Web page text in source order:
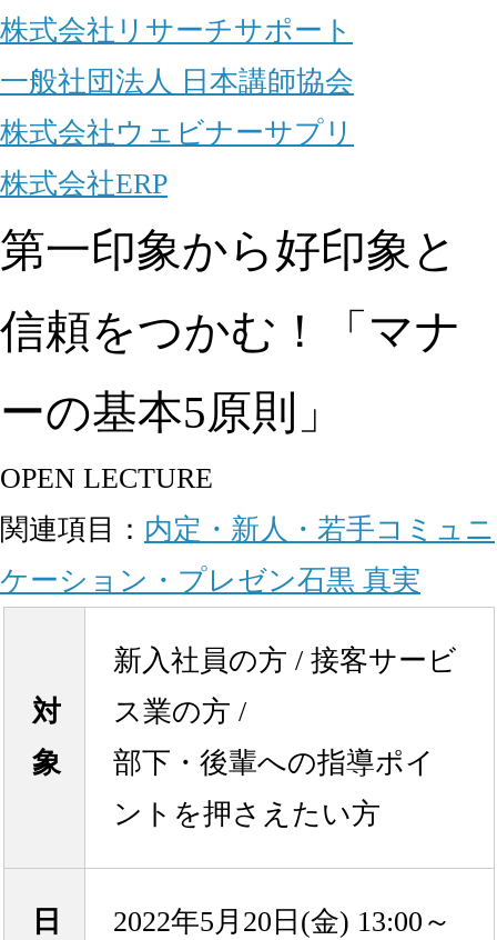
株式会社リサーチサポート
一般社団法人 日本講師協会
株式会社ウェビナーサプリ
株式会社ERP
第一印象から好印象と
信頼をつかむ！「マナ
ーの基本5原則」
OPEN LECTURE
関連項目： 内定・新人・若手コミュニ
ケーション・プレゼン石黒 真実
対
象
新入社員の方 / 接客サービ
ス業の方 /
部下・後輩への指導ポイ
ントを押さえたい方
日
2022年5月20日(金) 13:00～